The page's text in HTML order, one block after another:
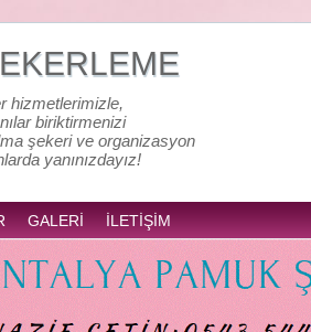
hizmetlerimizle,
biriktirmenizi
şekeri ve organizasyon
yanınızdayız!
GALERİ İLETİŞİM